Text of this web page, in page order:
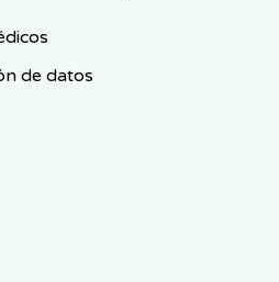
de datos